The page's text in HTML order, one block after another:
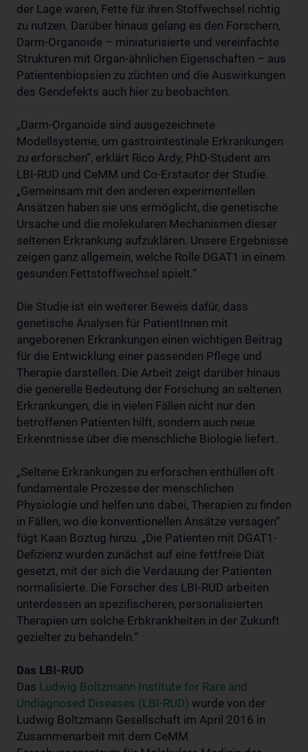
der Lage waren, Fette für ihren Stoffwechsel richtig
zu nutzen. Darüber hinaus gelang es den Forschern,
Darm-Organoide – miniaturisierte und vereinfachte
Strukturen mit Organ-ähnlichen Eigenschaften – aus
Patientenbiopsien zu züchten und die Auswirkungen
des Gendefekts auch hier zu beobachten.
„Darm-Organoide sind ausgezeichnete
Modellsysteme, um gastrointestinale Erkrankungen
zu erforschen“, erklärt Rico Ardy, PhD-Student am
LBI-RUD und CeMM und Co-Erstautor der Studie.
„Gemeinsam mit den anderen experimentellen
Ansätzen haben sie uns ermöglicht, die genetische
Ursache und die molekularen Mechanismen dieser
seltenen Erkrankung aufzuklären. Unsere Ergebnisse
zeigen ganz allgemein, welche Rolle DGAT1 in einem
gesunden Fettstoffwechsel spielt.“
Die Studie ist ein weiterer Beweis dafür, dass
genetische Analysen für PatientInnen mit
angeborenen Erkrankungen einen wichtigen Beitrag
für die Entwicklung einer passenden Pflege und
Therapie darstellen. Die Arbeit zeigt darüber hinaus
die generelle Bedeutung der Forschung an seltenen
Erkrankungen, die in vielen Fällen nicht nur den
betroffenen Patienten hilft, sondern auch neue
Erkenntnisse über die menschliche Biologie liefert.
„Seltene Erkrankungen zu erforschen enthüllen oft
fundamentale Prozesse der menschlichen
Physiologie und helfen uns dabei, Therapien zu finden
in Fällen, wo die konventionellen Ansätze versagen“
fügt Kaan Boztug hinzu. „Die Patienten mit DGAT1-
Defizienz wurden zunächst auf eine fettfreie Diät
gesetzt, mit der sich die Verdauung der Patienten
normalisierte. Die Forscher des LBI-RUD arbeiten
unterdessen an spezifischeren, personalisierten
Therapien um solche Erbkrankheiten in der Zukunft
gezielter zu behandeln.“
Das LBI-RUD
Das Ludwig Boltzmann Institute for Rare and
Undiagnosed Diseases (LBI-RUD) wurde von der
Ludwig Boltzmann Gesellschaft im April 2016 in
Zusammenarbeit mit dem CeMM